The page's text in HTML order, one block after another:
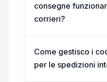
consegne
corrieri?
Come gestisco i
per le spedizioni